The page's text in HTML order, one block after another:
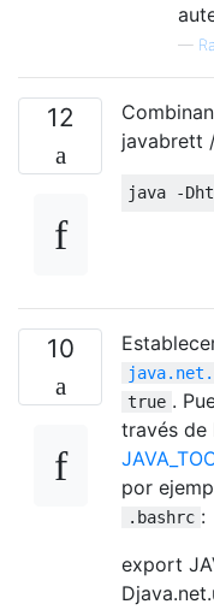
—
12
javabrett
java -
10
true .
través de
por
.bashrc :
export